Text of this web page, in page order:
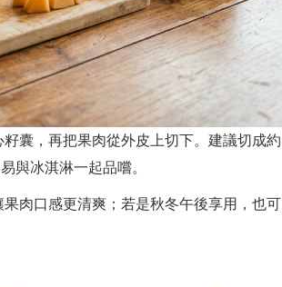
囊，再把果肉從外皮上切下。建議切成約
與冰淇淋一起品嚐。
肉口感更清爽；若是秋冬午後享用，也可